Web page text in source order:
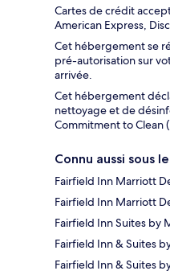
Cartes de crédit
American Express,
Cet hébergement se
pré-autorisation sur
arrivée.
Cet hébergement
nettoyage et de
Commitment to Clean
Connu aussi sous
Fairfield Inn Marriott
Fairfield Inn Marriott
Fairfield Inn Suites by
Fairfield Inn & Suites
Fairfield Inn & Suites